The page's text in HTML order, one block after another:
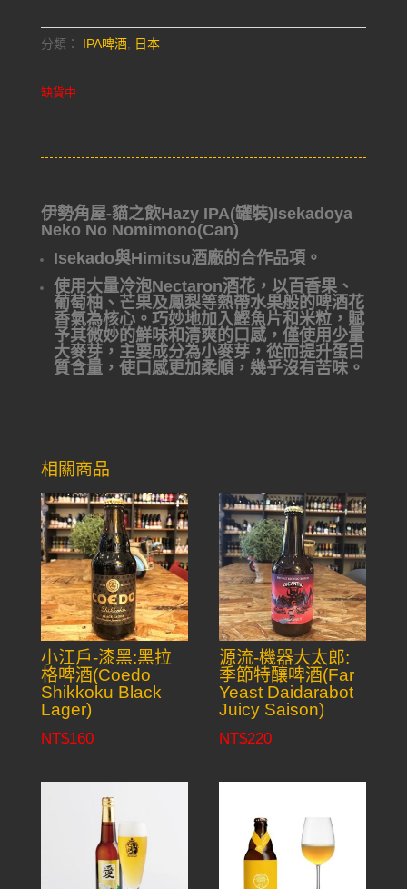
分類： IPA啤酒, 日本
缺貨中
伊勢角屋-貓之飲Hazy IPA(罐裝)Isekadoya
Neko No Nomimono(Can)
Isekado與Himitsu酒廠的合作品項。
使用大量冷泡Nectaron酒花，以百香果、
葡萄柚、芒果及鳳梨等熱帶水果般的啤酒花
香氣為核心。 巧妙地加入鰹魚片和米粒，賦
予其微妙的鮮味和清爽的口感，僅使用少量
大麥芽，主要成分為小麥芽，從而提升蛋白
質含量，使口感更加柔順，幾乎沒有苦味。
相關商品
小江戶-漆黑:黑拉
格啤酒(Coedo
Shikkoku Black
Lager)
NT$160
源流-機器大太郎:
季節特釀啤酒(Far
Yeast Daidarabot
Juicy Saison)
NT$220